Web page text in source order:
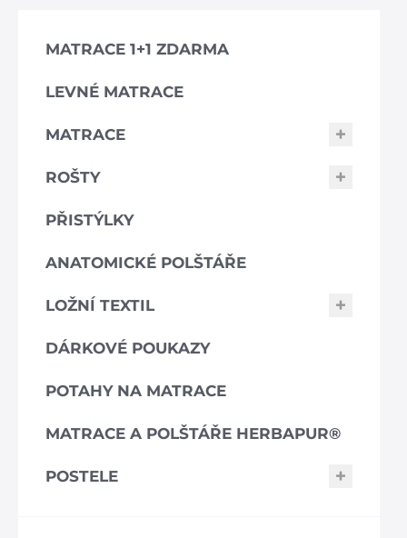
MATRACE 1+1 ZDARMA
LEVNÉ MATRACE
MATRACE
ROŠTY
PŘISTÝLKY
ANATOMICKÉ POLŠTÁŘE
LOŽNÍ TEXTIL
DÁRKOVÉ POUKAZY
POTAHY NA MATRACE
MATRACE A POLŠTÁŘE HERBAPUR®
POSTELE